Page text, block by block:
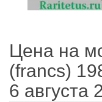
Цена на
(francs)
6 августа